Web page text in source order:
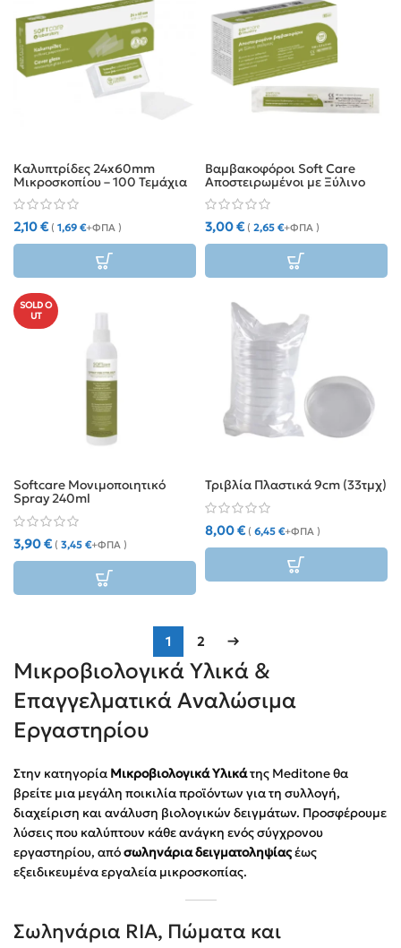
Καλυπτρίδες 24x60mm
Μικροσκοπίου – 100 Τεμάχια
2,10€ ( 1,69 €+ΦΠΑ )
Βαμβακοφόροι Soft Care
Αποστειρωμένοι με Ξύλινο
Στέλεχος 15cm (100τμχ)
3,00€ ( 2,65 €+ΦΠΑ )
SOLD O
UT
Softcare Μονιμοποιητικό
Spray 240ml
3,90€ ( 3,45 €+ΦΠΑ )
Τριβλία Πλαστικά 9cm (33τμχ)
8,00€ ( 6,45 €+ΦΠΑ )
1 2 →
Μικροβιολογικά Υλικά &
Επαγγελματικά Αναλώσιμα
Εργαστηρίου
Στην κατηγορία Μικροβιολογικά Υλικάτης Meditone θα
βρείτε μια μεγάλη ποικιλία προϊόντων για τη συλλογή,
διαχείριση και ανάλυση βιολογικών δειγμάτων. Προσφέρουμε
λύσεις που καλύπτουν κάθε ανάγκη ενός σύγχρονου
εργαστηρίου, απόσωληνάρια δειγματοληψίαςέως
εξειδικευμένα εργαλεία μικροσκοπίας.
Σωληνάρια RIA, Πώματα και